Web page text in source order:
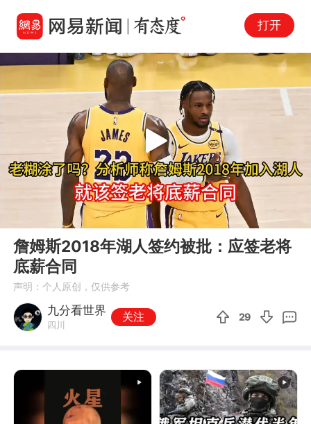
打开
07:27
Play
詹姆斯2018年湖人签约被批：应签老将
底薪合同
声明：个人原创，仅供参考
九分看世界
四川
关注 29